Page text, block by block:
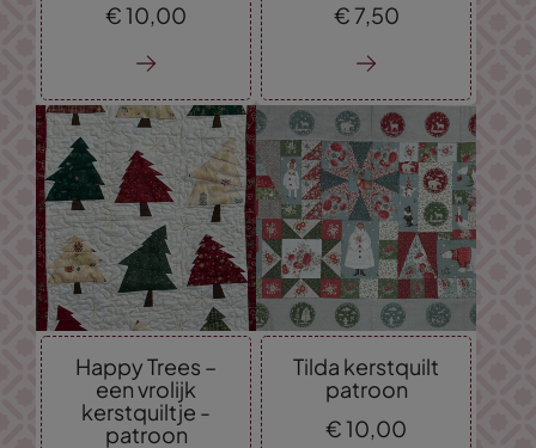
€10,00
€ 7,50
Happy Trees –
een vrolijk
kerstquiltje -
patroon
Tilda kerstquilt
patroon
€10, 00